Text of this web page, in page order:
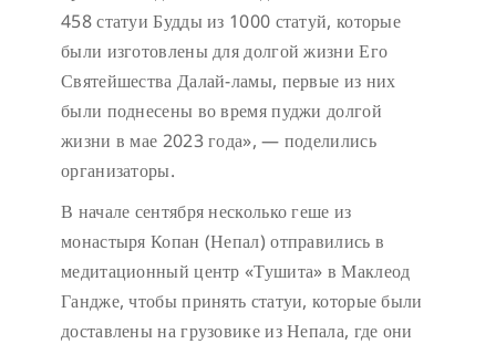
458 статуи Будды из 1000 статуй, которые
были изготовлены для долгой жизни Его
Святейшества Далай-ламы, первые из них
были поднесены во время пуджи долгой
жизни в мае 2023 года», — поделились
организаторы.
В начале сентября несколько геше из
монастыря Копан (Непал) отправились в
медитационный центр «Тушита» в Маклеод
Гандже, чтобы принять статуи, которые были
доставлены на грузовике из Непала, где они